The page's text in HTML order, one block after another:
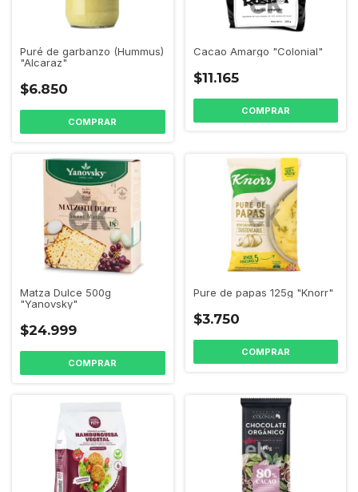
Puré de garbanzo (Hummus)
"Alcaraz"
$6.850
Cacao Amargo "Colonial"
$11.165
Matza Dulce 500g
"Yanovsky"
$24.999
Pure de papas 125g "Knorr"
$3.750